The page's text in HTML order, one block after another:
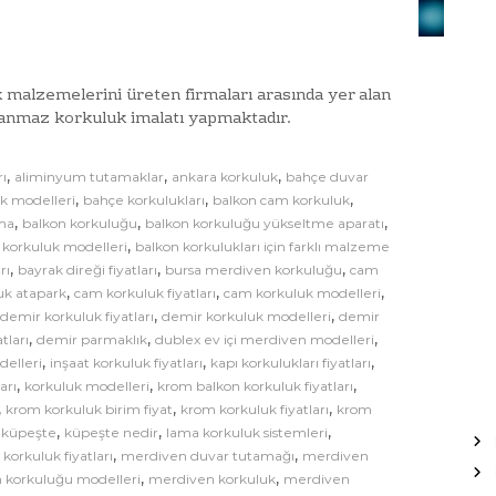
B
a
ğ
a
n
t
ı
A
p
a
r
a
t
l
a
r
ı
m
a
l
a
t
ı
M
o
n
t
a
j
v
e
üreten firmaları arasında yer alan
korkuluk imalatı yapmaktadır.
, aliminyum tutamaklar, ankara korkuluk, bahçe duvar
modelleri, bahçe korkulukları, balkon cam korkuluk,
, balkon korkuluğu, balkon korkuluğu yükseltme aparatı,
korkuluk modelleri, balkon korkulukları için farklı malzeme
, bayrak direği fiyatları, bursa merdiven korkuluğu,cam
atapark,cam korkuluk fiyatları,cam korkuluk modelleri,
demir korkuluk fiyatları,demir korkuluk modelleri,demir
,demir parmaklık,dublex ev içi merdiven modelleri,
, inşaat korkuluk fiyatları, kapı korkulukları fiyatları,
, korkuluk modelleri, krom balkon korkuluk fiyatları,
, krom korkuluk birim fiyat, krom korkuluk fiyatları, krom
küpeşte, küpeşte nedir, lama korkuluk sistemleri,
fiyatları, merdiven duvar tutamağı, merdiven
korkuluğu modelleri, merdiven korkuluk, merdiven